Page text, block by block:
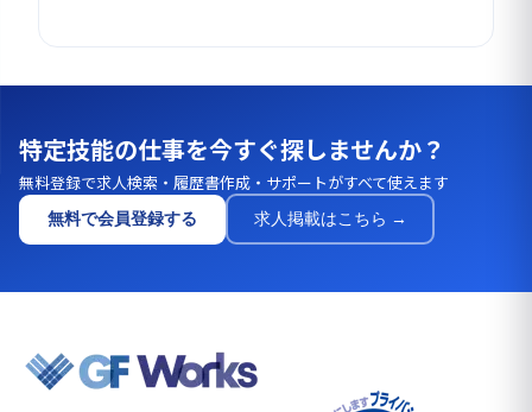
特定技能の仕事を今すぐ探しませんか？
無料登録で求人検索・履歴書作成・サポートがすべて使えます
無料で会員登録する 求人掲載はこちら →